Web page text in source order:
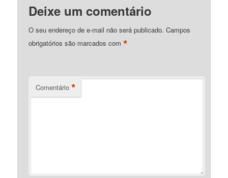
Deixe um comentário
O seu endereço de e-mail não será publicado. Campos
obrigatórios são marcados com*
Comentário *